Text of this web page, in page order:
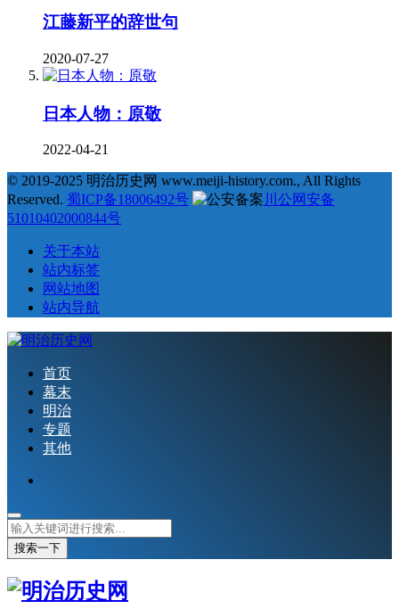
江藤新平的辞世句
2020-07-27
日本人物：原敬
2022-04-21
© 2019-2025 明治历史网 www.meiji-history.com., All Rights
Reserved. 蜀ICP备18006492号
川公网安备
51010402000844号
关于本站
站内标签
网站地图
站内导航
首页
幕末
明治
专题
其他
搜索一下